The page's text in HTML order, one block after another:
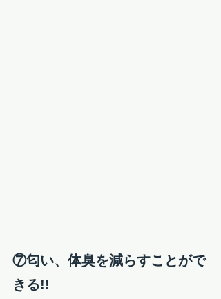
⑦匂い、体臭を減らすことがで
きる!!